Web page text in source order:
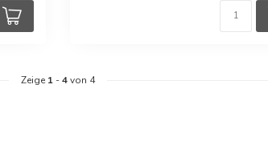
Zeige 1 -4von 4